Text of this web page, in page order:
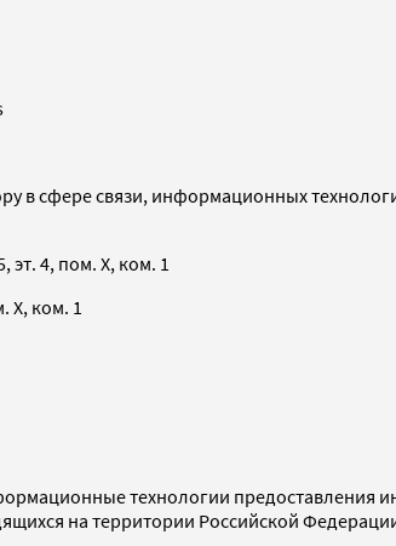
в сфере связи, информационных
эт. 4, пом. X, ком. 1
X, ком. 1
технологии предоставления
на территории Российской